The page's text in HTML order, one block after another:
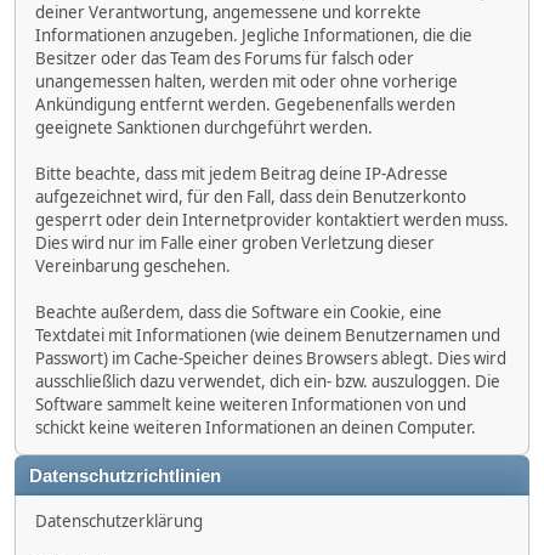
deiner Verantwortung, angemessene und korrekte
Informationen anzugeben. Jegliche Informationen, die die
Besitzer oder das Team des Forums für falsch oder
unangemessen halten, werden mit oder ohne vorherige
Ankündigung entfernt werden. Gegebenenfalls werden
geeignete Sanktionen durchgeführt werden.
Bitte beachte, dass mit jedem Beitrag deine IP-Adresse
aufgezeichnet wird, für den Fall, dass dein Benutzerkonto
gesperrt oder dein Internetprovider kontaktiert werden muss.
Dies wird nur im Falle einer groben Verletzung dieser
Vereinbarung geschehen.
Beachte außerdem, dass die Software ein Cookie, eine
Textdatei mit Informationen (wie deinem Benutzernamen und
Passwort) im Cache-Speicher deines Browsers ablegt. Dies wird
ausschließlich dazu verwendet, dich ein- bzw. auszuloggen. Die
Software sammelt keine weiteren Informationen von und
schickt keine weiteren Informationen an deinen Computer.
Datenschutzrichtlinien
Datenschutzerklärung